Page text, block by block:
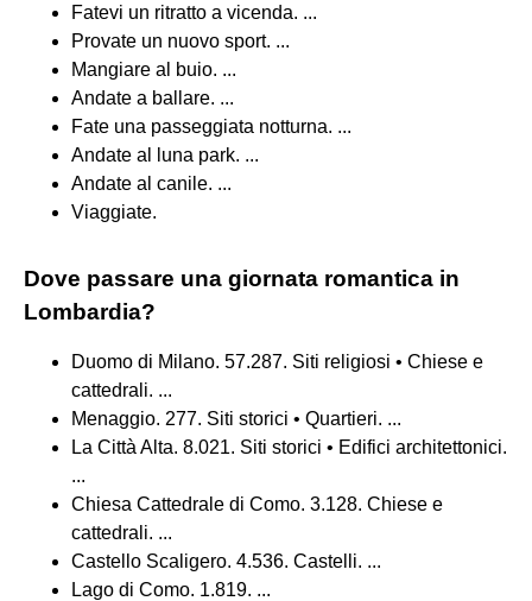
Fatevi un ritratto a vicenda. ...
Provate un nuovo sport. ...
Mangiare al buio. ...
Andate a ballare. ...
Fate una passeggiata notturna. ...
Andate al luna park. ...
Andate al canile. ...
Viaggiate.
Dove passare una giornata romantica in
Lombardia?
Duomo di Milano. 57.287. Siti religiosi • Chiese e
cattedrali. ...
Menaggio. 277. Siti storici • Quartieri. ...
La Città Alta. 8.021. Siti storici • Edifici architettonici.
...
Chiesa Cattedrale di Como. 3.128. Chiese e
cattedrali. ...
Castello Scaligero. 4.536. Castelli. ...
Lago di Como. 1.819. ...